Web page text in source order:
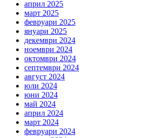
април 2025
март 2025
февруари 2025
януари 2025
декември 2024
ноември 2024
октомври 2024
септември 2024
август 2024
юли 2024
юни 2024
май 2024
април 2024
март 2024
февруари 2024